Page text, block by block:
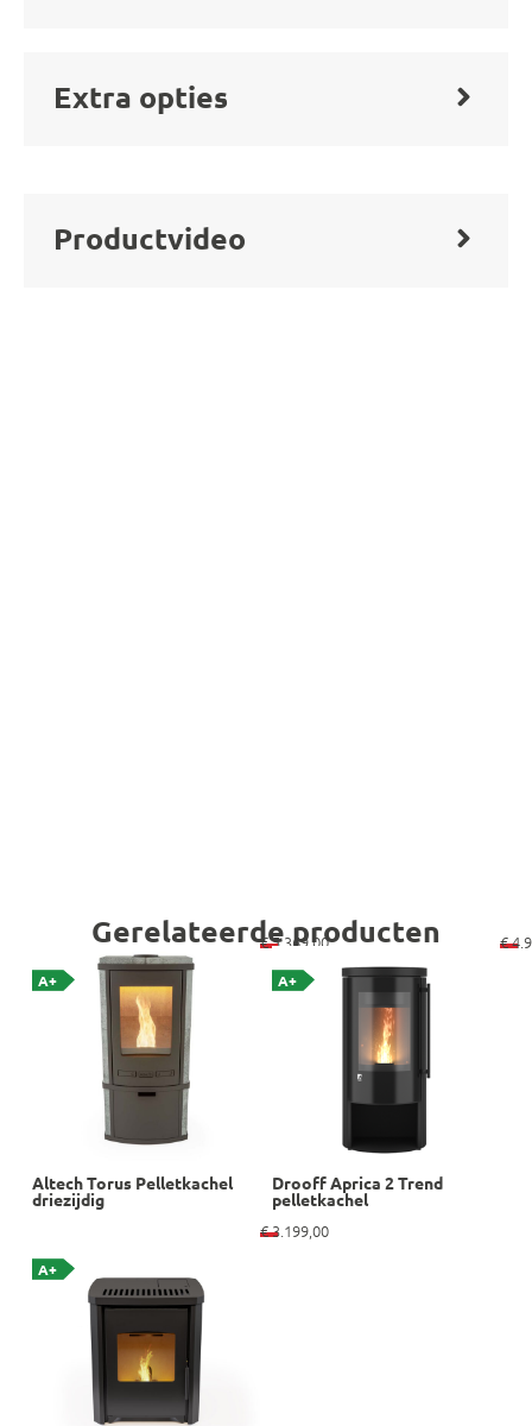
Extra opties
Productvideo
Gerelateerde producten
A+
Altech Torus Pelletkachel
driezijdig
€5.369,00
A+
Drooff Aprica 2 Trend
pelletkachel
€
A+
€3.199,00